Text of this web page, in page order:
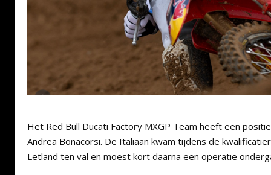
Het Red Bull Ducati Factory MXGP Team heeft een
Andrea Bonacorsi. De Italiaan kwam tijdens de
Letland ten val en moest kort daarna een operatie